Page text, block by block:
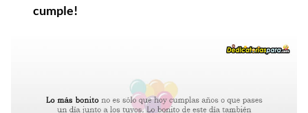
cumple!